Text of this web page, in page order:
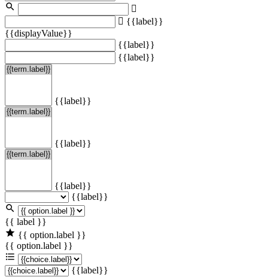
{{label}}
{{displayValue}}
{{label}}
{{label}}
{{label}}
{{label}}
{{label}}
{{label}}
{{ label }}
{{ option.label }}
{{ option.label }}
{{label}}